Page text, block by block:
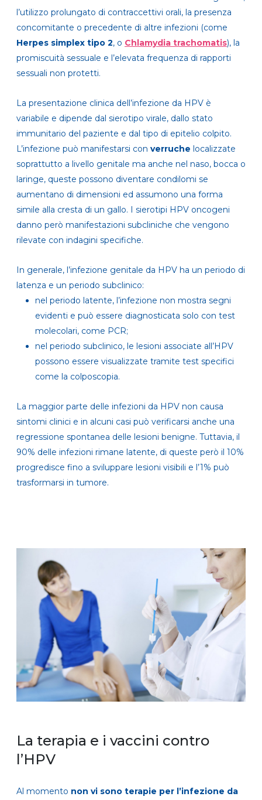
l’utilizzo prolungato di contraccettivi orali, la presenza
concomitante o precedente di altre infezioni (come
Herpes simplex tipo 2, o Chlamydia trachomatis), la
promiscuità sessuale e l’elevata frequenza di rapporti
sessuali non protetti.
La presentazione clinica dell’infezione da HPV è
variabile e dipende dal sierotipo virale, dallo stato
immunitario del paziente e dal tipo di epitelio colpito.
L’infezione può manifestarsi con verruche localizzate
soprattutto a livello genitale ma anche nel naso, bocca o
laringe, queste possono diventare condilomi se
aumentano di dimensioni ed assumono una forma
simile alla cresta di un gallo. I sierotipi HPV oncogeni
danno però manifestazioni subcliniche che vengono
rilevate con indagini specifiche.
In generale, l’infezione genitale da HPV ha un periodo di
latenza e un periodo subclinico:
nel periodo latente, l’infezione non mostra segni
evidenti e può essere diagnosticata solo con test
molecolari, come PCR;
nel periodo subclinico, le lesioni associate all’HPV
possono essere visualizzate tramite test specifici
come la colposcopia.
La maggior parte delle infezioni da HPV non causa
sintomi clinici e in alcuni casi può verificarsi anche una
regressione spontanea delle lesioni benigne. Tuttavia, il
90% delle infezioni rimane latente, di queste però il 10%
progredisce fino a sviluppare lesioni visibili e l’1% può
trasformarsi in tumore.
La terapia e i vaccini contro
l’HPV
Al momento non vi sono terapie per l’infezione da